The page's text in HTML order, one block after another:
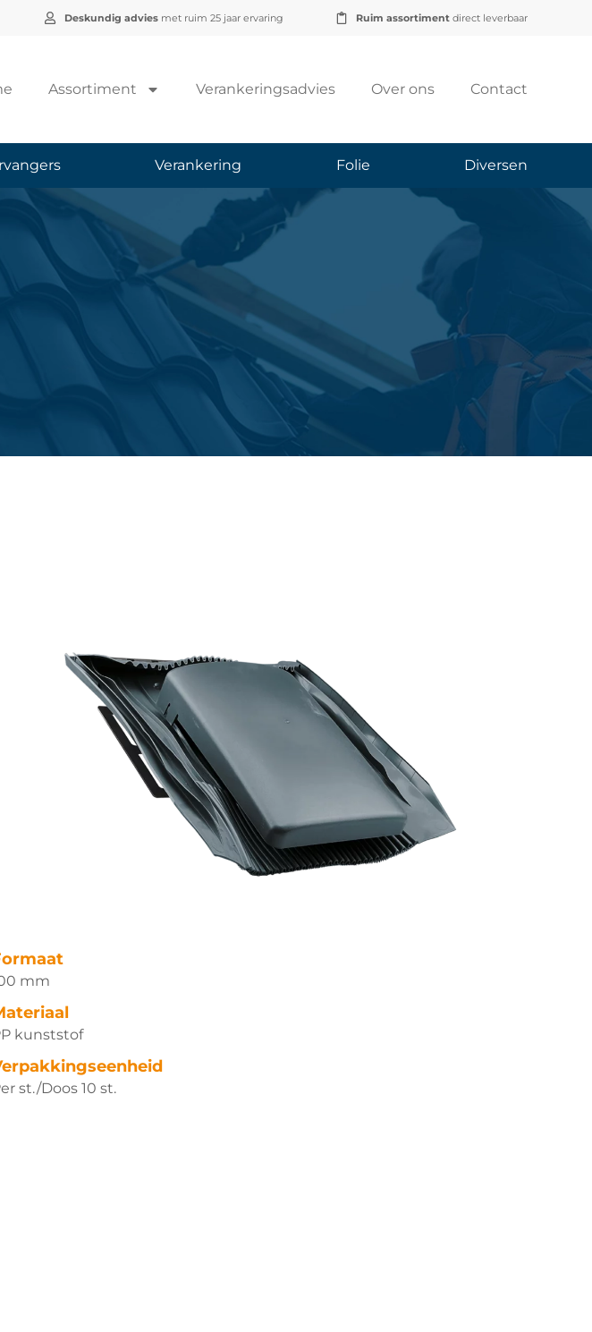
Deskundig adviesmet ruim 25 jaar ervaring Ruim assortimentdirect leverbaar
Assortiment Verankeringsadvies Over ons Contact
Verankering Folie Diversen
mm
kunststof
st./Doos 10 st.